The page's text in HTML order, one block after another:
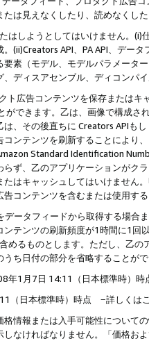
は見えなくしたり、読めなくし
はしようとしてはいけません。
(ii)Creators API、PA API、デー
素（モデル、モデルパラメータ
ディスアセンブル、ディコンパ
ト広告コンテンツを保存または
ができます。乙は、画像で構成
、その後直ちに Creators APIも
ンテンツを刷新することにより
Standard Identification
ず、乙のアプリケーションがク
はキャッシュしてはいけません
コンテンツを含むまたは使用す
ータフィードから取得する場合
テンツの刷新頻度が1時間に1
めるものとします。ただし、乙
ち日付の部分を省略することが
年1月7日 14:11（日本標準時）
（日本標準時）時点 −詳しくは
格情報または入手可能性について
しなければなりません。「価格